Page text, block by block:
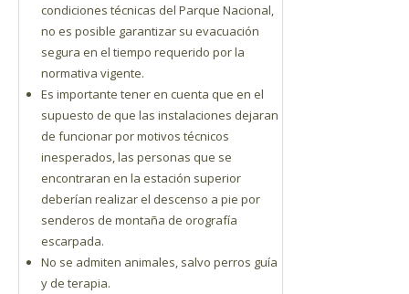
condiciones técnicas del Parque Nacional,
no es posible garantizar su evacuación
segura en el tiempo requerido por la
normativa vigente.
Es importante tener en cuenta que en el
supuesto de que las instalaciones dejaran
de funcionar por motivos técnicos
inesperados, las personas que se
encontraran en la estación superior
deberían realizar el descenso a pie por
senderos de montaña de orografía
escarpada.
No se admiten animales, salvo perros guía
y de terapia.